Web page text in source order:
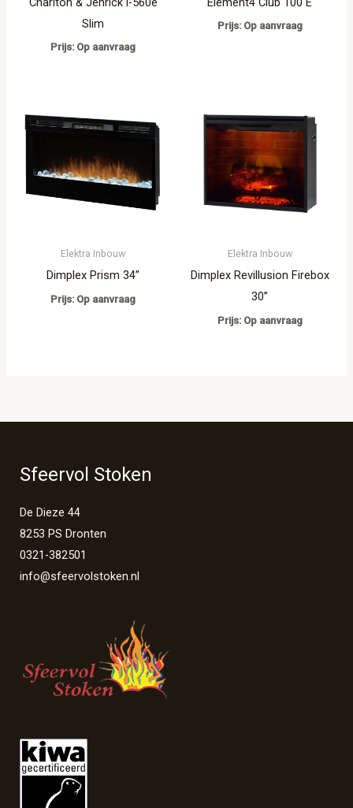
Slim
Prijs: Op aanvraag
Prijs: Op aanvraag
Elektra Inbouw
Dimplex Prism 34”
Prijs: Op aanvraag
Elektra Inbouw
Dimplex Revillusion Firebox
30”
Prijs: Op aanvraag
Sfeervol Stoken
De Dieze 44
8253 PS Dronten
0321-382501
info@sfeervolstoken.nl